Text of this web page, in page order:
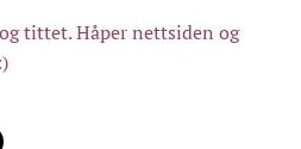
tittet. Håper nettsiden og